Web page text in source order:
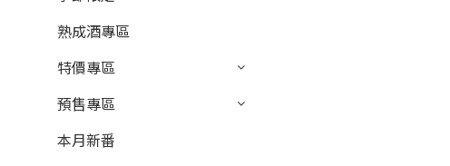
熟成酒專區
特價專區
預售專區
本月新番